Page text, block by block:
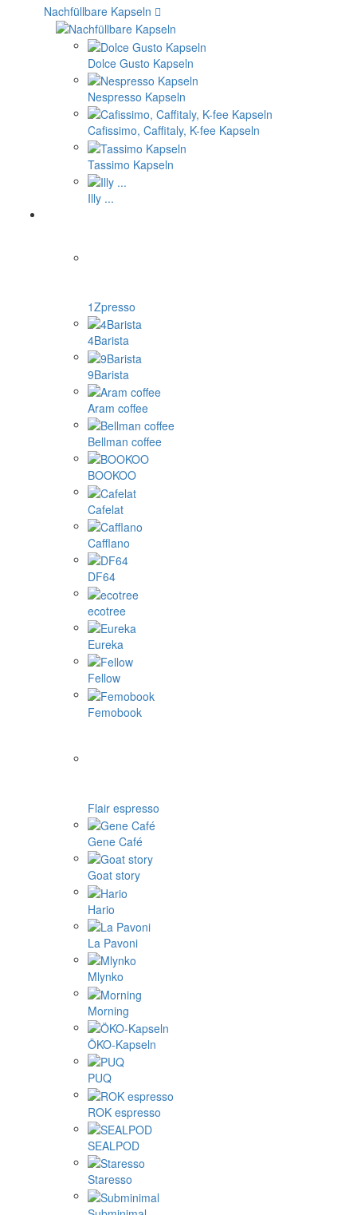
Nachfüllbare Kapseln
Dolce Gusto Kapseln
Nespresso Kapseln
Cafissimo, Caffitaly, K-fee Kapseln
Tassimo Kapseln
Illy ...
1Zpresso
4Barista
9Barista
Aram coffee
Bellman coffee
BOOKOO
Cafelat
Cafflano
DF64
ecotree
Eureka
Fellow
Femobook
Flair espresso
Gene Café
Goat story
Hario
La Pavoni
Mlynko
Morning
ÖKO-Kapseln
PUQ
ROK espresso
SEALPOD
Staresso